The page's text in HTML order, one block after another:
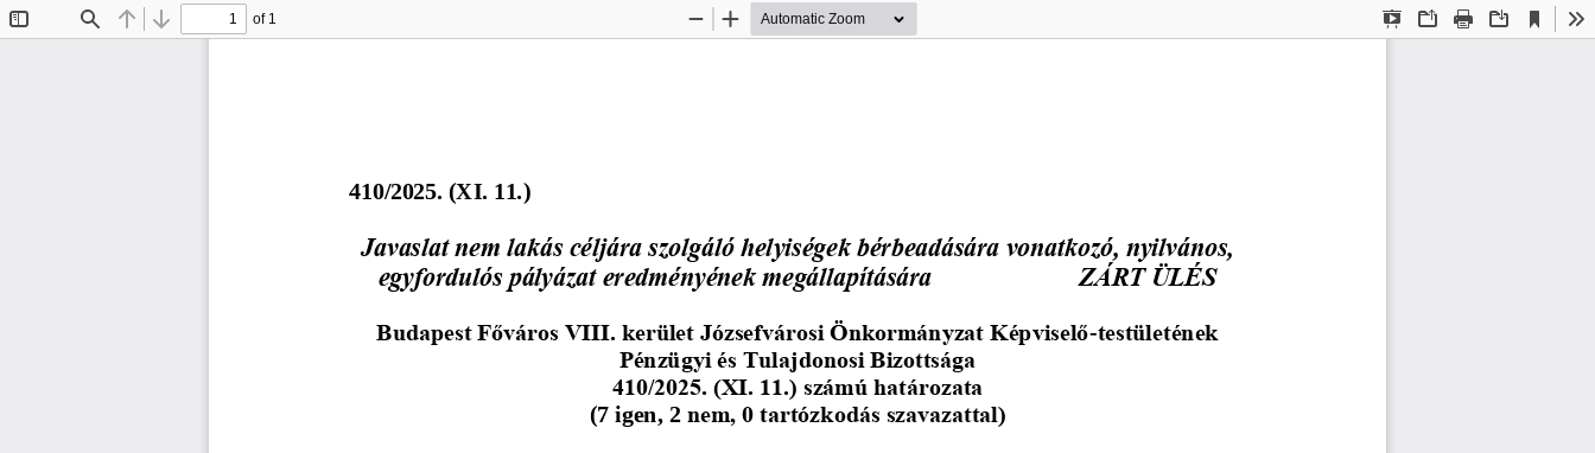
Find Previous
Next
of 1
Presentation
OpenPrint Download
Current
View
Zoom
Zoom
410/2025. (XI. 11.)
Javaslat nem lakás céljára szolgáló helyiségek bérbeadására vonatkozó, nyilvános,
egyfordulós pályázat eredményének megállapítására
ZÁRT ÜLÉS
Budapest Főváros VIII. kerület Józsefvárosi Önkormányzat Képviselő-testületének
Pénzügyi és Tulajdonosi Bizottsága
410/2025. (XI. 11.) számú határozata
(7 igen, 2 nem, 0 tartózkodás szavazattal)